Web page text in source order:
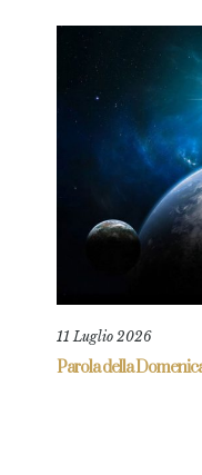
11 Luglio 2026
Parola della